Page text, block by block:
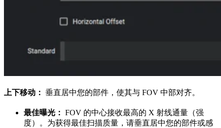
上下移动： 垂直居中您的部件，使其与 FOV 中部对齐。
最佳曝光： FOV 的中心接收最高的 X 射线通量（强
度）。为获得最佳扫描质量，请垂直居中您的部件或感